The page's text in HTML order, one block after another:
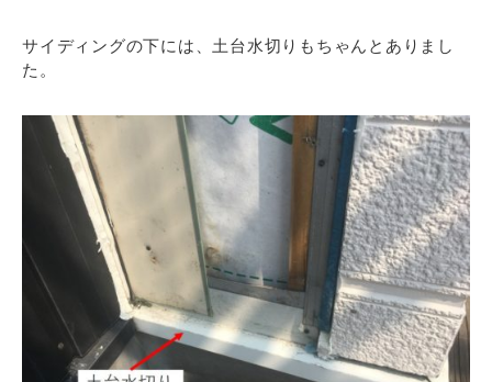
サイディングの下には、土台水切りもちゃんとありまし
た。